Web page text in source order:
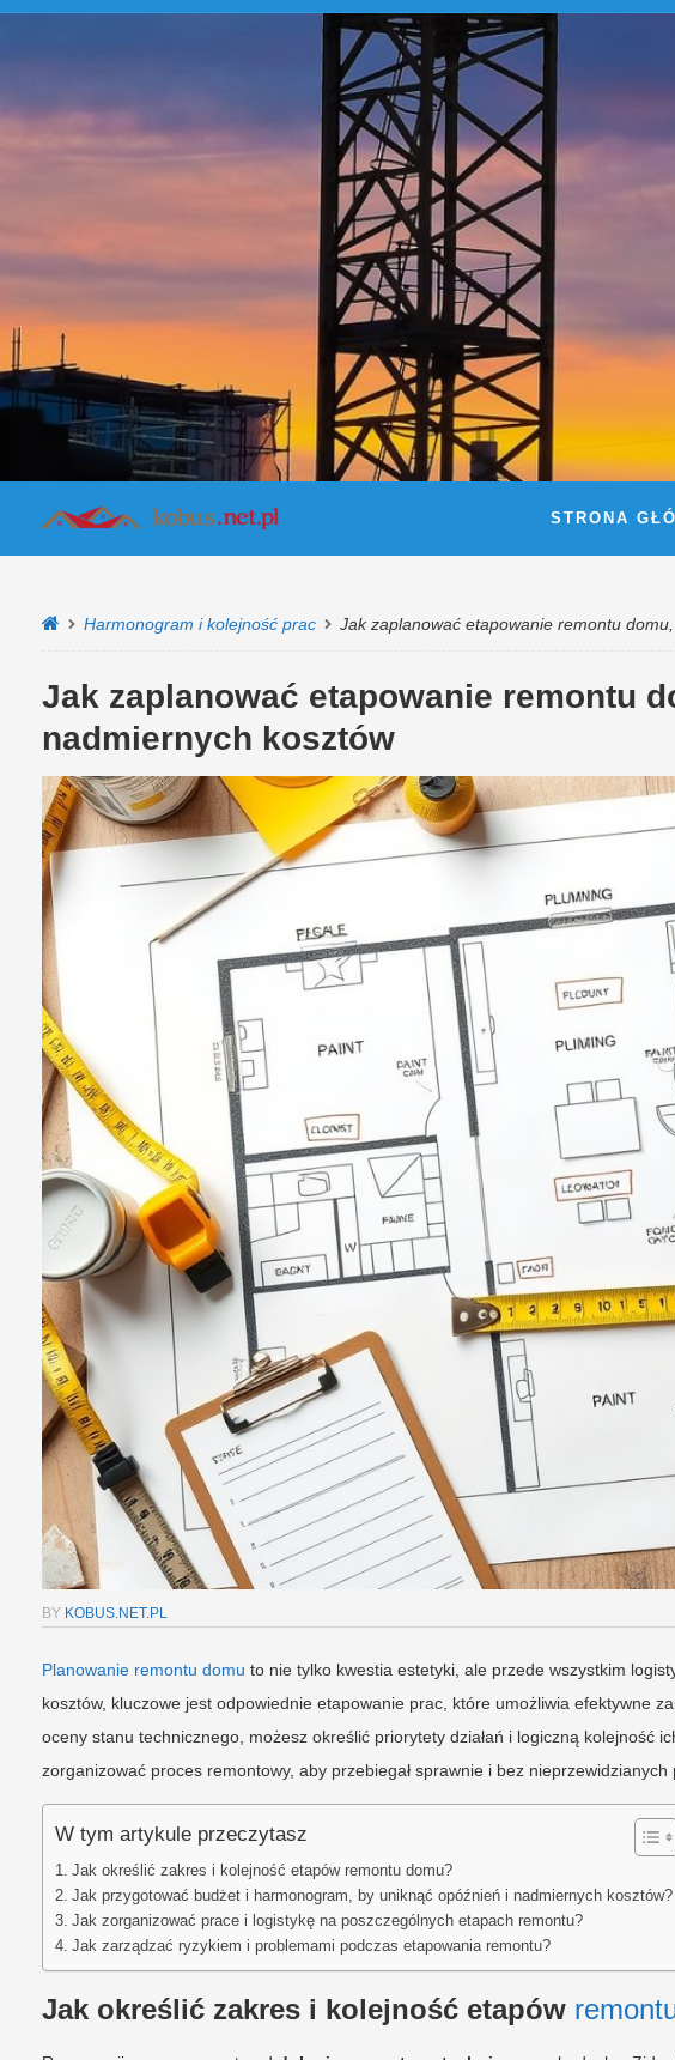
STRONA
Harmonogram i kolejność prac Jak zaplanować etapowanie remontu
Jak zaplanować etapowanie remontu
nadmiernych kosztów
BY KOBUS.NET.PL
Planowanie remontu domu to nie tylko kwestia estetyki, ale przede wszystkim
kosztów, kluczowe jest odpowiednie etapowanie prac, które umożliwia efektywne
oceny stanu technicznego, możesz określić priorytety działań i logiczną kolejność
zorganizować proces remontowy, aby przebiegał sprawnie i bez nieprzewidzianych
W tym artykule przeczytasz
Jak określić zakres i kolejność etapów remontu domu?
Jak przygotować budżet i harmonogram, by uniknąć opóźnień i nadmiernych kosztów?
Jak zorganizować prace i logistykę na poszczególnych etapach remontu?
Jak zarządzać ryzykiem i problemami podczas etapowania remontu?
Jak określić zakres i kolejność etapów